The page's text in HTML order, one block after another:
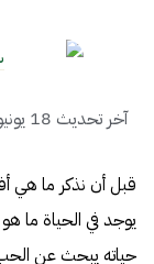
آخر تحديث 18 يونيو 2022
يوجد في الحياة ما
حياته يبحث عن